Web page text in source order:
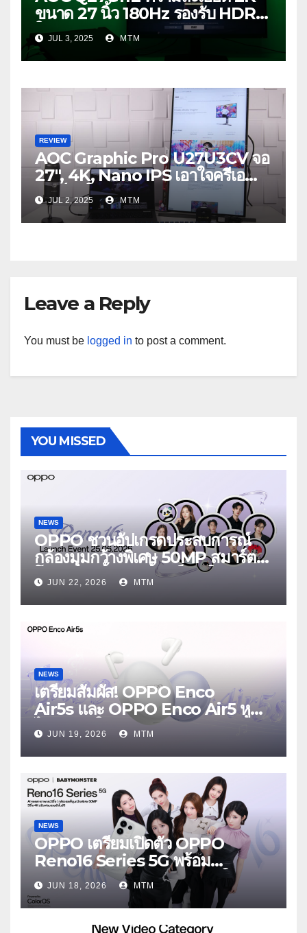
ขนาด 27 นิ้ว 180Hz รองรับ HDR10
ในงบ 5,650 บาท
JUL 3, 2025 MTM
REVIEW
AOC Graphic Pro U27U3CV จอ
27″, 4K, Nano IPS เอาใจครีเอ
เตอร์รุ่นใหม่
JUL 2, 2025 MTM
Leave a Reply
You must be logged in to post a comment.
YOU MISSED
NEWS
OPPO ชวนอัปเกรดประสบการณ์
กล้องมุมกว้างพิเศษ 50MP สมาร์ต
โฟนเพื่อนซี้ เทรนดี้ทุกช็อต ใน
งาน OPPO Reno16 Series 5G
Launch Event 25 มิถุนายนนี้
JUN 22, 2026 MTM
NEWS
เตรียมสัมผัส! OPPO Enco
Air5s และ OPPO Enco Air5 หูฟัง
ไร้สายรุ่นใหม่ล่าสุด มาพร้อมระบบ
ตัดเสียงรบกวน เบาสบายเหมือนไม่ได้
ใส่
JUN 19, 2026 MTM
NEWS
OPPO เตรียมเปิดตัว OPPO
Reno16 Series 5G พร้อม
ประกาศ BABYMONSTER ใน
ฐานะ Reno Girls ชวนสัมผัส
ประสบการณ์ถ่ายภาพมุมกว้างพิเศษที่
JUN 18, 2026 MTM